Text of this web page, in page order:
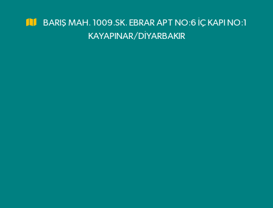
BARIŞ MAH. 1009.SK. EBRAR APT NO:6 İÇ KAPI NO:1
KAYAPINAR/DİYARBAKIR